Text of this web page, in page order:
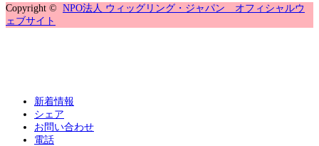
Copyright © NPO法人 ウィッグリング・ジャパン オフィシャルウ
ェブサイト
新着情報
シェア
お問い合わせ
電話